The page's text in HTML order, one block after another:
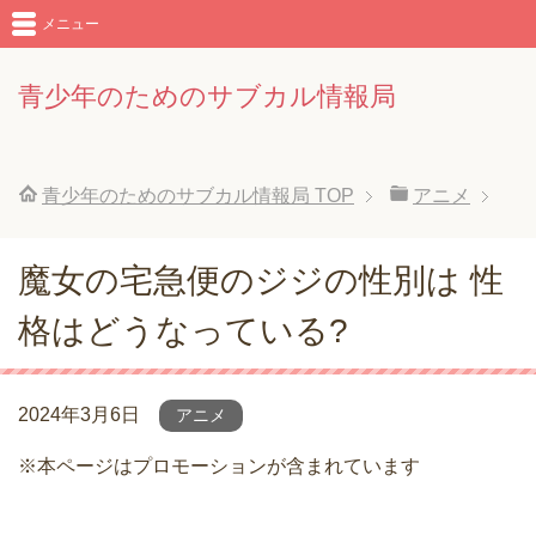
青少年のためのサブカル情報局
メニュー
青少年のためのサブカル情報局 TOP アニメ
魔女の宅急便のジジの性別は 性
格はどうなっている?
2024年3月6日 アニメ
※本ページはプロモーションが含まれています